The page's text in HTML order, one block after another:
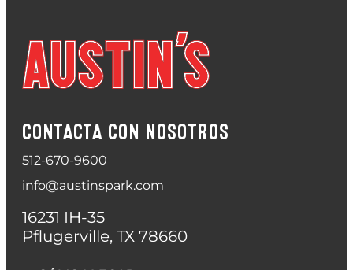
CONTACTA CON NOSOTROS
512-670-9600
info@austinspark.com
16231 IH-35
Pflugerville, TX 78660